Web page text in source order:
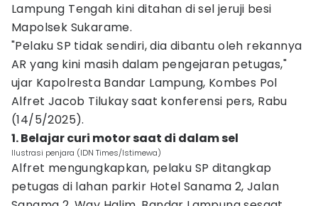
Lampung Tengah kini ditahan di sel jeruji besi
Mapolsek Sukarame.
"Pelaku SP tidak sendiri, dia dibantu oleh rekannya
AR yang kini masih dalam pengejaran petugas,"
ujar Kapolresta Bandar Lampung, Kombes Pol
Alfret Jacob Tilukay saat konferensi pers, Rabu
(14/5/2025).
1. Belajar curi motor saat di dalam sel
Ilustrasi penjara (IDN Times/Istimewa)
Alfret mengungkapkan, pelaku SP ditangkap
petugas di lahan parkir Hotel Sanama 2, Jalan